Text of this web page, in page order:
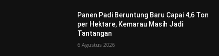
Panen Padi Beruntung Baru Capai 4,6 Ton
per Hektare, Kemarau Masih Jadi
Tantangan
6 Agustus 2026